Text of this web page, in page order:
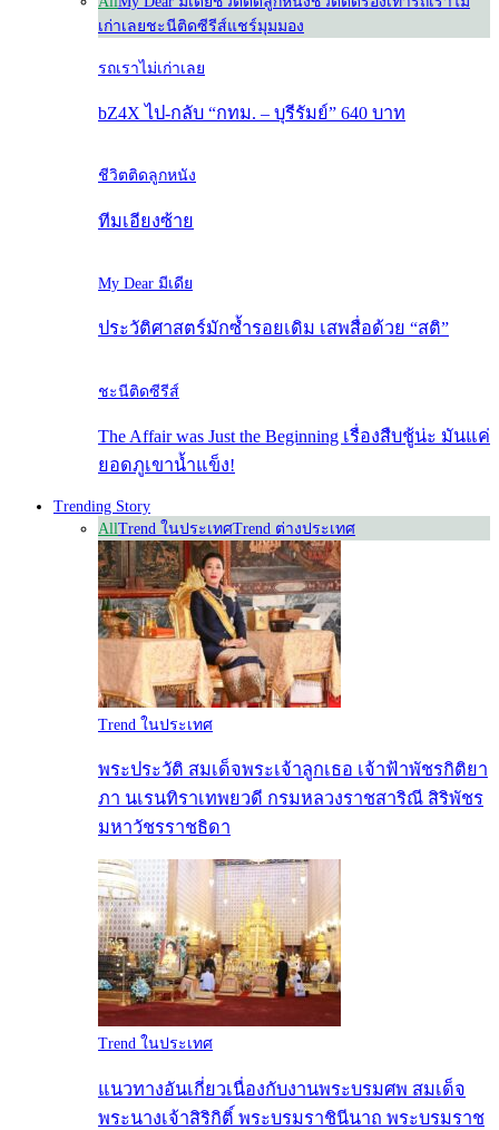
เก่าเลยชะนีติดซีรีส์แชร์มุมมอง
รถเราไม่เก่าเลย
bZ4X ไป-กลับ “กทม. – บุรีรัมย์” 640 บาท
ชีวิตติดลูกหนัง
ทีมเอียงซ้าย
My Dear มีเดีย
ประวัติศาสตร์มักซ้ำรอยเดิม เสพสื่อด้วย “สติ”
ชะนีติดซีรีส์
The Affair was Just the Beginning เรื่องสืบชู้น่ะ มันแค่
ยอดภูเขาน้ำแข็ง!
Trending Story
AllTrend ในประเทศTrend ต่างประเทศ
Trend ในประเทศ
พระประวัติ สมเด็จพระเจ้าลูกเธอ เจ้าฟ้าพัชรกิติยา
ภา นเรนทิราเทพยวดี กรมหลวงราชสาริณี สิริพัชร
มหาวัชรราชธิดา
Trend ในประเทศ
แนวทางอันเกี่ยวเนื่องกับงานพระบรมศพ สมเด็จ
พระนางเจ้าสิริกิติ์ พระบรมราชินีนาถ พระบรมราช